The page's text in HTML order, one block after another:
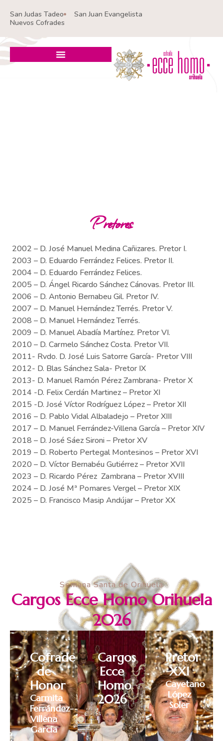
San Judas Tadeo
San Juan Evangelista
Nuevos Cofrades
2002 – D. José Manuel Medina Cañizares. Pretor I.
2003 – D. Eduardo Ferrández Felices. Pretor II.
2004 – D. Eduardo Ferrández Felices.
2005 – D. Ángel Ricardo Sánchez Cánovas. Pretor III.
2006 – D. Antonio Bernabeu Gil. Pretor IV.
2007 – D. Manuel Hernández Terrés. Pretor V.
2008 – D. Manuel Hernández Terrés.
2009 – D. Manuel Abadía Martínez. Pretor VI.
2010 – D. Carmelo Sánchez Costa. Pretor VII.
2011- Rvdo. D. José Luis Satorre García- Pretor VIII
2012- D. Blas Sánchez Sala- Pretor IX
2013- D. Manuel Ramón Pérez Zambrana- Pretor X
2014 -D. Felix Cerdán Martinez – Pretor XI
2015 -D. José Víctor Rodríguez López – Pretor XII
2016 – D. Pablo Vidal Albaladejo – Pretor XIII
2017 – D. Manuel Ferrández-Villena García – Pretor XIV
2018 – D. José Sáez Sironi – Pretor XV
2019 – D. Roberto Pertegal Montesinos – Pretor XVI
2020 – D. Víctor Bernabéu Gutiérrez – Pretor XVII
2023 – D. Ricardo Pérez Zambrana – Pretor XVIII
2024 – D. José Mª Pomares Vergel – Pretor XIX
2025 – D. Francisco Masip Andújar – Pretor XX
Pretores
Semana Santa de Orihuela
Cargos Ecce Homo Orihuela
2026
Carmita
Ferrández-
Villena
García
Cofrade
de
Honor
Cargos
Ecce
Homo
2026
Cayetano
López
Soler
Pretor
XXI